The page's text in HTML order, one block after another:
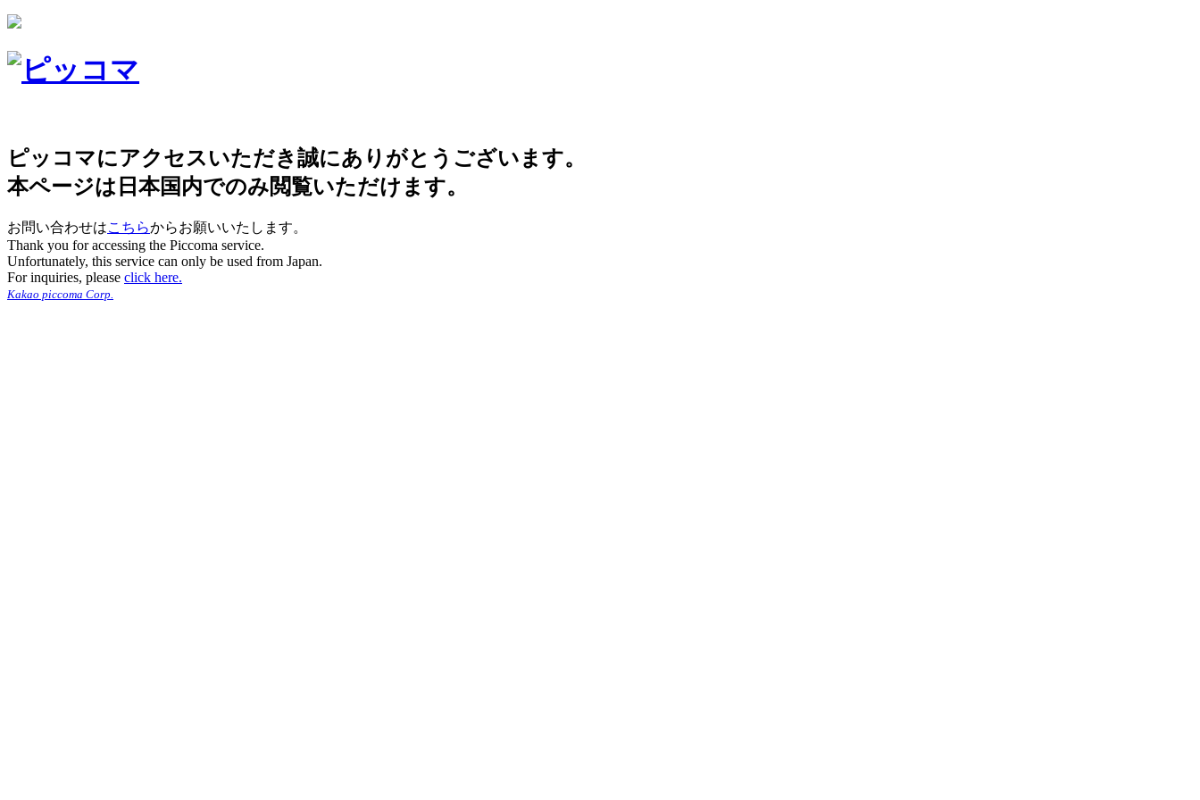
ピッコマにアクセスいただき誠にありがとうございます。
本ページは日本国内でのみ閲覧いただけます。
お問い合わせはこちらからお願いいたします。
Thank you for accessing the Piccoma service.
Unfortunately, this service can only be used from Japan.
For inquiries, please click here.
Kakao piccoma Corp.